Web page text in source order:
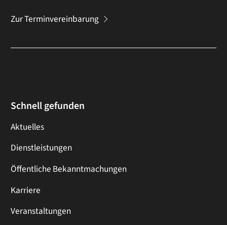
Zur Terminvereinbarung
Schnell gefunden
Aktuelles
Dienstleistungen
Öffentliche Bekanntmachungen
Karriere
Veranstaltungen